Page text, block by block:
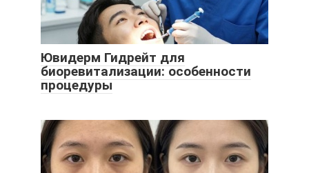
Ювидерм Гидрейт для
биоревитализации: особенности
процедуры